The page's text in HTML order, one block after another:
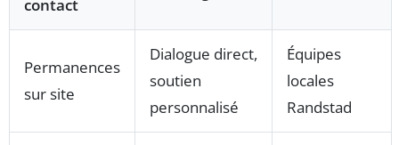
contact
Permanences
sur site
Dialogue direct,
soutien
personnalisé
Équipes
locales
Randstad